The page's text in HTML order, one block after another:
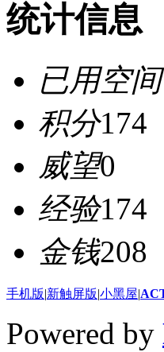
统计信息
已用空间
积分174
威望0
经验174
金钱208
手机版|新触屏版|小黑屋|
Powered by